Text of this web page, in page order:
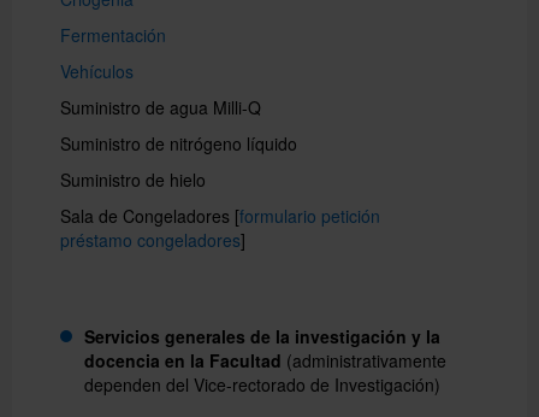
Directorio UB
Fermentación
Vehículos
Suministro de agua Milli-Q
Suministro de nitrógeno líquido
Suministro de hielo
Sala de Congeladores [formulario petición
préstamo congeladores]
Servicios generales de la investigación y la
docencia en la Facultad (administrativamente
dependen del Vice-rectorado de Investigación)